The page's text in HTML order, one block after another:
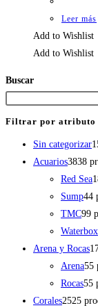
Leer más
Add to Wishlist
Add to Wishlist
Buscar
Filtrar por atributo
Sin categorizar
Acuarios3838
Red Sea
Sump44
TMC99
Waterbox
Arena y Rocas
Arena55
Rocas55
Corales2525